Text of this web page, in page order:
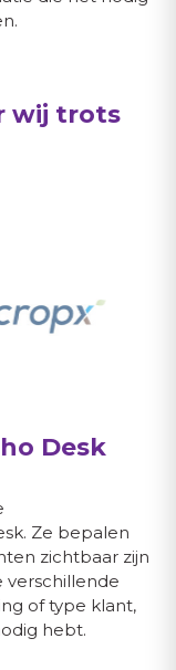
wij trots
Desk
Ze bepalen
zichtbaar zijn
verschillende
of type klant,
hebt.